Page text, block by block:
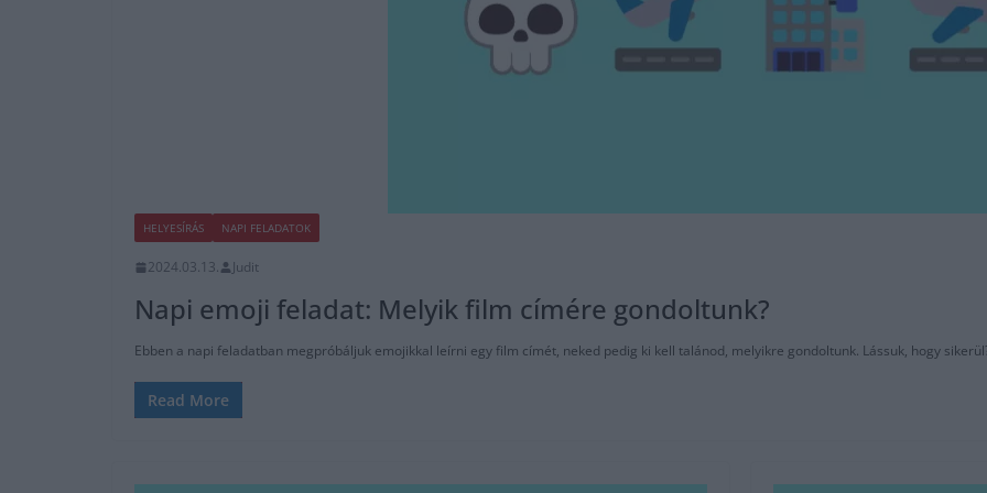
HELYESÍRÁS NAPI FELADATOK
2024.03.13. Judit
Napi emoji feladat: Melyik film címére gondoltunk?
Ebben a napi feladatban megpróbáljuk emojikkal leírni egy film címét, neked pedig ki kell talánod, melyikre gondoltunk. Lássuk, hogy
Read More